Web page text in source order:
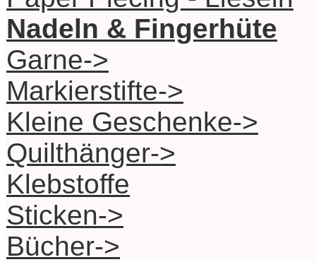
Nadeln & Fingerhüte
Garne->
Markierstifte->
Kleine Geschenke->
Quilthänger->
Klebstoffe
Sticken->
Bücher->